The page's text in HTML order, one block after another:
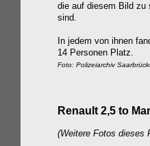
die auf diesem Bild zu
sind.
In jedem von ihnen
14 Personen Platz.
Foto: Polizeiarchiv
Renault 2,5 to
(Weitere Fotos dieses